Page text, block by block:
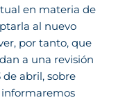
en materia de
al nuevo
por tanto, que
a una revisión
de abril, sobre
informaremos